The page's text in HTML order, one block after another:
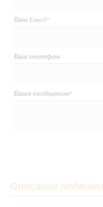
Ваш Email*
Ваш телефон
Ваше сообщение*
Описание